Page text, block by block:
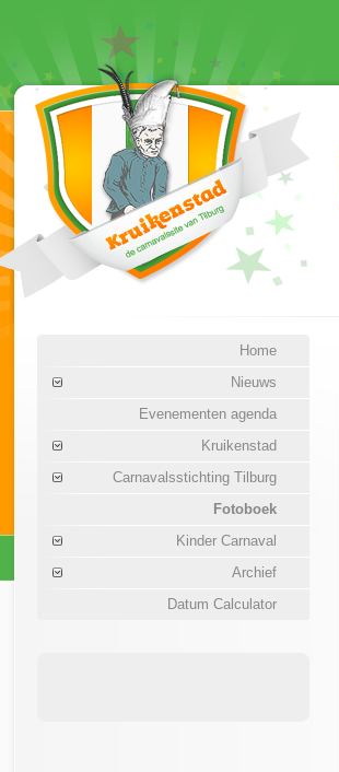
Home
Nieuws
Evenementen agenda
Kruikenstad
Carnavalsstichting Tilburg
Fotoboek
Kinder Carnaval
Archief
Datum Calculator